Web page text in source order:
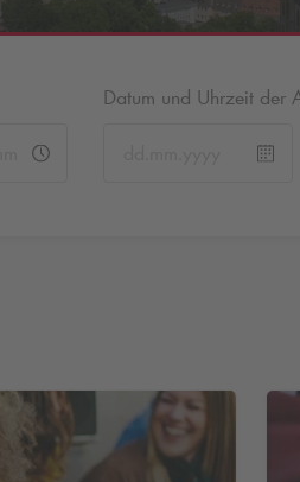
Datum und Uhrzeit der